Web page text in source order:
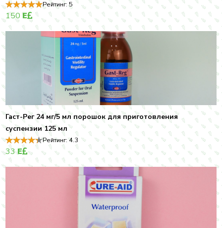
Рейтинг:5
150E
Гаст-Рег 24 мг/5 мл порошок для приготовления
суспензии 125 мл
Рейтинг:4.3
33E